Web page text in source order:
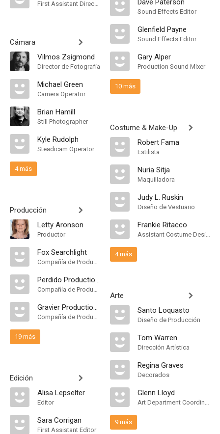
First Assistant Director
Cámara
Vilmos Zsigmond
Director de Fotografía
Michael Green
Camera Operator
Brian Hamill
Still Photographer
Kyle Rudolph
Steadicam Operator
4 más
Producción
Letty Aronson
Productor
Fox Searchlight
Compañía de Produccion
Perdido Productions
Compañía de Produccion
Gravier Productions
Compañía de Produccion
19 más
Edición
Alisa Lepselter
Editor
Sara Corrigan
First Assistant Editor
Dave Paterson
Sound Effects Editor
Glenfield Payne
Sound Effects Editor
Gary Alper
Production Sound Mixer
10 más
Costume & Make-Up
Robert Fama
Estilista
Nuria Sitja
Maquilladora
Judy L. Ruskin
Diseño de Vestuario
Frankie Ritacco
Assistant Costume Designer
4 más
Arte
Santo Loquasto
Diseño de Producción
Tom Warren
Dirección Artística
Regina Graves
Decorados
Glenn Lloyd
Art Department Coordinator
9 más